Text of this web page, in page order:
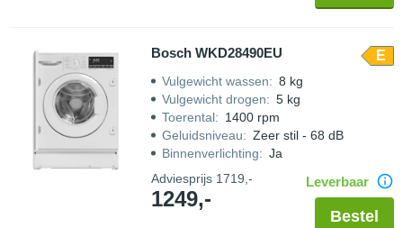
Bosch WKD28490EU E
Vulgewicht wassen: 8 kg
Vulgewicht drogen: 5 kg
Toerental: 1400 rpm
Geluidsniveau: Zeer stil - 68 dB
Binnenverlichting: Ja
Adviesprijs 1719,-
1249,-
Leverbaar
Bestel